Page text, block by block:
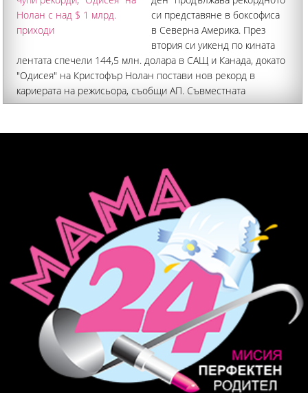
си представяне в боксофиса
в Северна Америка. През
втория си уикенд по кината
лентата спечели 144,5 млн. долара в САЩ и Канада, докато
"Одисея" на Кристофър Нолан постави нов рекорд в
кариерата на режисьора, съобщи АП. Съвместната
продукция на Sony и Marvel вече е натрупала цели 1,67